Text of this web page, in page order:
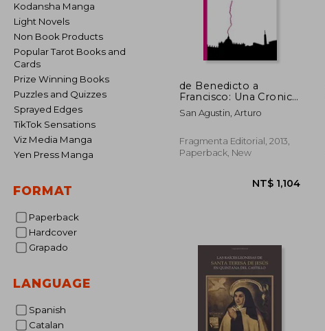
Kodansha Manga
Light Novels
Non Book Products
Popular Tarot Books and
Cards
Prize Winning Books
Puzzles and Quizzes
Sprayed Edges
TikTok Sensations
Viz Media Manga
Yen Press Manga
FORMAT
Paperback
Hardcover
Grapado
LANGUAGE
Spanish
Catalan
de Benedicto a
Francisco: Una Cronica
Vaticana
San Agustin, Arturo
Fragmenta Editorial, 2013,
Paperback, New
NT$